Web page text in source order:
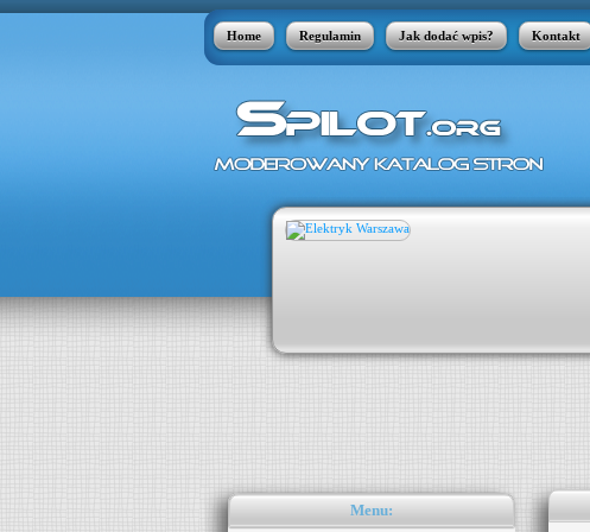
Home Regulamin Jak dodać wpis? Kontakt
atakuje nastolatków. Zdarza się
apteczne w postaci płynów nie radzą
Menu: